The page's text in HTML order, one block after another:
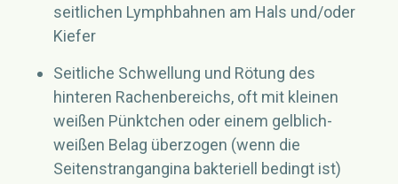
seitlichen Lymphbahnen am Hals und/oder
Kiefer
Seitliche Schwellung und Rötung des
hinteren Rachenbereichs, oft mit kleinen
weißen Pünktchen oder einem gelblich-
weißen Belag überzogen (wenn die
Seitenstrangangina bakteriell bedingt ist)